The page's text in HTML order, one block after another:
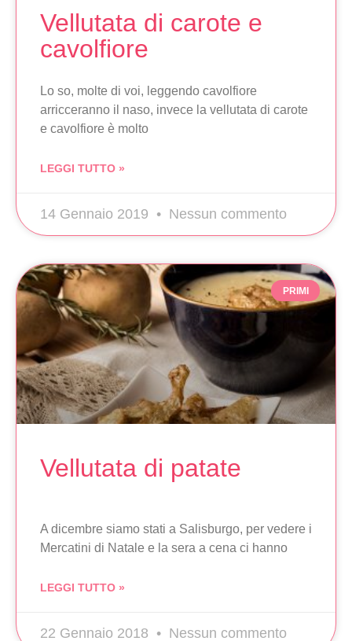
Vellutata di carote e
cavolfiore
Lo so, molte di voi, leggendo cavolfiore
arricceranno il naso, invece la vellutata di carote
e cavolfiore è molto
LEGGI TUTTO »
14 Gennaio 2019 Nessun commento
PRIMI
Vellutata di patate
A dicembre siamo stati a Salisburgo, per vedere i
Mercatini di Natale e la sera a cena ci hanno
LEGGI TUTTO »
22 Gennaio 2018 Nessun commento